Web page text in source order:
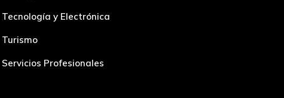
Tecnología y Electrónica
Turismo
Servicios Profesionales